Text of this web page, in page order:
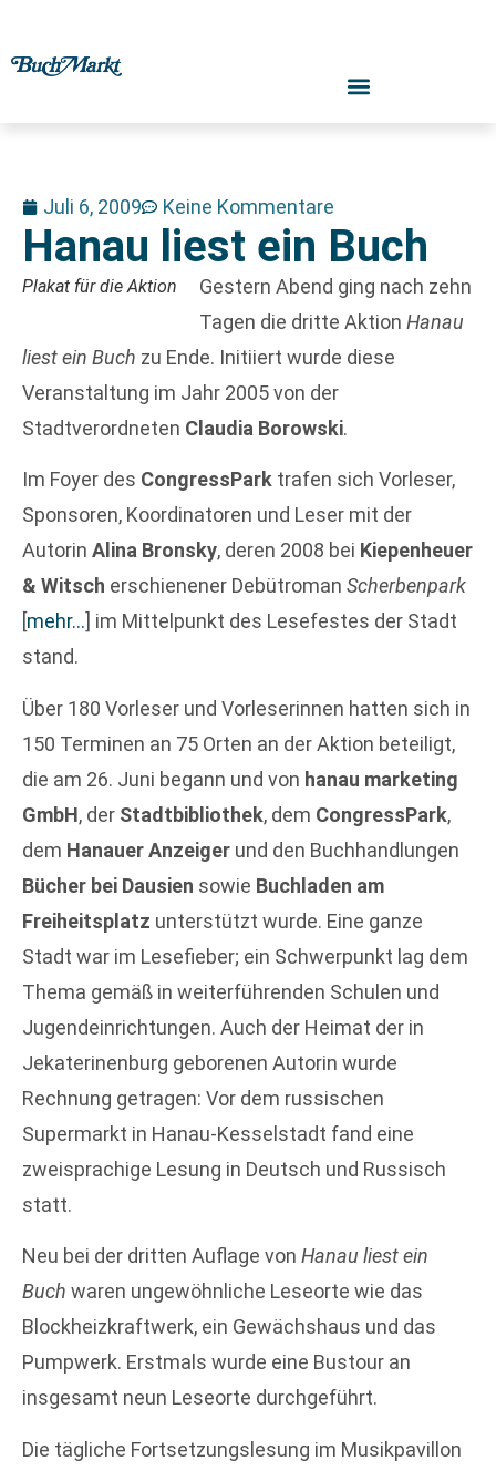
Juli 6, 2009 Keine Kommentare
Hanau liest ein Buch
Plakat für die Aktion
Gestern Abend ging nach zehn
Tagen die dritte Aktion Hanau
liest ein Buch zu Ende. Initiiert wurde diese
Veranstaltung im Jahr 2005 von der
Stadtverordneten Claudia Borowski.
Im Foyer des CongressPark trafen sich Vorleser,
Sponsoren, Koordinatoren und Leser mit der
Autorin Alina Bronsky, deren 2008 bei Kiepenheuer
& Witsch erschienener Debütroman Scherbenpark
[mehr…] im Mittelpunkt des Lesefestes der Stadt
stand.
Über 180 Vorleser und Vorleserinnen hatten sich in
150 Terminen an 75 Orten an der Aktion beteiligt,
die am 26. Juni begann und von hanau marketing
GmbH, der Stadtbibliothek, dem CongressPark,
dem Hanauer Anzeiger und den Buchhandlungen
Bücher bei Dausien sowie Buchladen am
Freiheitsplatz unterstützt wurde. Eine ganze
Stadt war im Lesefieber; ein Schwerpunkt lag dem
Thema gemäß in weiterführenden Schulen und
Jugendeinrichtungen. Auch der Heimat der in
Jekaterinenburg geborenen Autorin wurde
Rechnung getragen: Vor dem russischen
Supermarkt in Hanau-Kesselstadt fand eine
zweisprachige Lesung in Deutsch und Russisch
statt.
Neu bei der dritten Auflage von Hanau liest ein
Buch waren ungewöhnliche Leseorte wie das
Blockheizkraftwerk, ein Gewächshaus und das
Pumpwerk. Erstmals wurde eine Bustour an
insgesamt neun Leseorte durchgeführt.
Die tägliche Fortsetzungslesung im Musikpavillon